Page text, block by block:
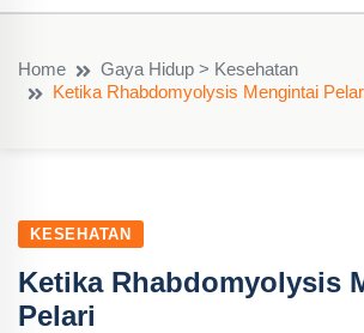
Home
Gaya Hidup > Kesehatan
Ketika Rhabdomyolysis Mengintai
KESEHATAN
Ketika Rhabdomyolysis
Pelari